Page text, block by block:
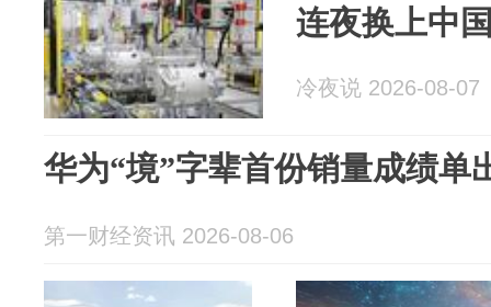
连夜换上中
冷夜说 2026-08-07
华为“境”字辈首份销量成绩单
第一财经资讯 2026-08-06